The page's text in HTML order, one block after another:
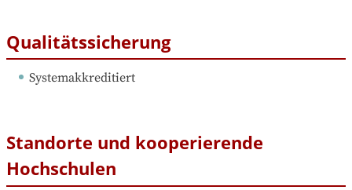
Qualitätssicherung
Systemakkreditiert
Standorte und kooperierende
Hochschulen